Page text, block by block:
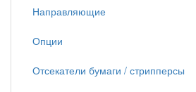
Направляющие
Опции
Отсекатели бумаги / стрипперсы